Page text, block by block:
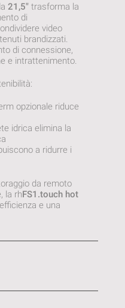
21,5″ trasforma la
di
video
brandizzati.
di connessione,
e intrattenimento.
opzionale riduce
idrica elimina la
a ridurre i
da remoto
la rhFS1.touch hot
e una